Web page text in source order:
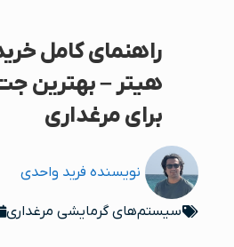
راهنمای کامل
هیتر – بهترین
برای مرغداری
نویسنده فرید واحدی
سیستم‌های گرمایشی مرغداری